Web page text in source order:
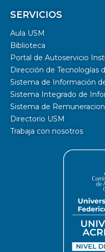
SERVICIOS
Aula USM
Biblioteca
Portal de Autoservicio
Dirección de Tecnologías
Sistema de Información
Sistema Integrado de
Sistema de
Directorio USM
Trabaja con nosotros